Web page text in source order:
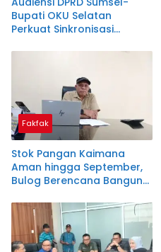
Bupati OKU Selatan
Perkuat Sinkronisasi
Daerah
Fakfak
Stok Pangan Kaimana
Aman hingga September,
Bulog Berencana Bangun